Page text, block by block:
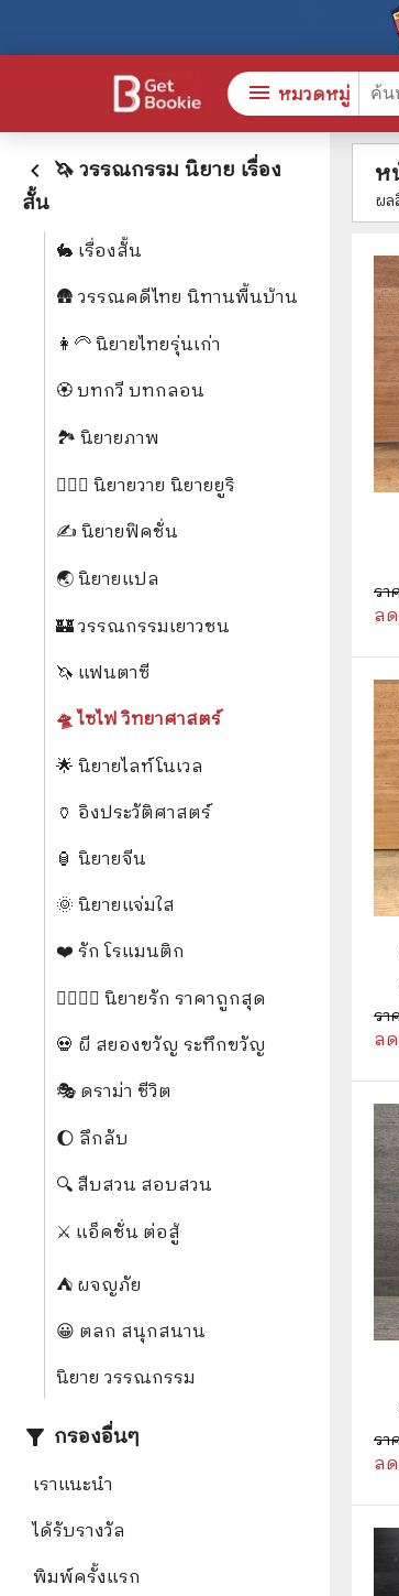
keyboard_arrow_left 🦄 วรรณกรรม นิยาย เรื่อง
สั้น
🐇 เรื่องสั้น
🛖 วรรณคดีไทย นิทานพื้นบ้าน
👩‍🦳 นิยายไทยรุ่นเก่า
🏵️ บทกวี บทกลอน
🏞️ นิยายภาพ
👨‍❤️‍👨 นิยายวาย นิยายยูริ
✍️ นิยายฟิคชั่น
🌏 นิยายแปล
🏰 วรรณกรรมเยาวชน
🦄 แฟนตาซี
🛸 ไซไฟ วิทยาศาสตร์
🌟 นิยายไลท์โนเวล
🏺 อิงประวัติศาสตร์
🏮 นิยายจีน
🌞 นิยายแจ่มใส
❤️ รัก โรแมนติก
❤️‍🔥❤️‍🔥 นิยายรัก ราคาถูกสุด
💀 ผี สยองขวัญ ระทึกขวัญ
🎭 ดราม่า ชีวิต
🌔 ลึกลับ
🔍 สืบสวน สอบสวน
⚔️ แอ็คชั่น ต่อสู้
⛺ ผจญภัย
😀 ตลก สนุกสนาน
นิยาย วรรณกรรม
filter_alt กรองอื่นๆ
เราแนะนำ
ได้รับรางวัล
พิมพ์ครั้งแรก
ห
ผล
รา
ล
รา
ล
รา
ล
menu หมวดหมู่
หนังสือทั้งหมด
stars สินค้าใช้เฉพาะแต้มเท่านั้น
📚 หนังสือทั่วไป
😁 จิตวิทยา พัฒนาตนเอง
👔 ธุรกิจ เศรษฐศาสตร์
📜 ประวัติศาสตร์
🧳 ท่องเที่ยว ประสบการณ์ท่องเที่ยว
💃 งานอดิเรก อาชีพ
สารคดี
🌎 สารคดี ความรู้รอบตัว
💎 เพชร พลอย อัญมณี
🛸 วิทยาศาสตร์ คณิตศาสตร์
🌾 พืช สัตว์
🥘 อาหาร สุขภาพ ความงาม
👪 ครอบครัว การเลี้ยงลูก
🏡 บ้านและสวน
🎸 ดนตรี ภาพยนตร์
🐇 เรื่องสั้น
🛖 วรรณคดีไทย นิทานพื้นบ้าน